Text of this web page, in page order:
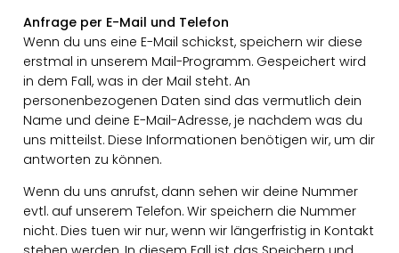
Anfrage per E-Mail und Telefon
Wenn du uns eine E-Mail schickst, speichern wir diese
erstmal in unserem Mail-Programm. Gespeichert wird
in dem Fall, was in der Mail steht. An
personenbezogenen Daten sind das vermutlich dein
Name und deine E-Mail-Adresse, je nachdem was du
uns mitteilst. Diese Informationen benötigen wir, um dir
antworten zu können.
Wenn du uns anrufst, dann sehen wir deine Nummer
evtl. auf unserem Telefon. Wir speichern die Nummer
nicht. Dies tuen wir nur, wenn wir längerfristig in Kontakt